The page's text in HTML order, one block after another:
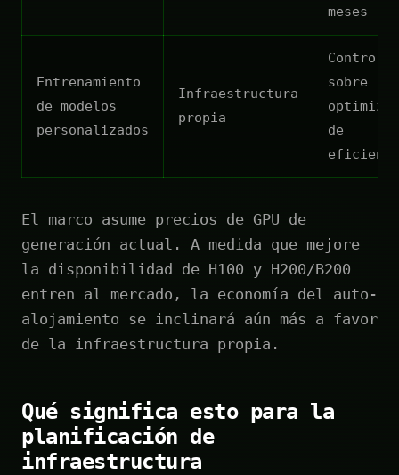
meses
Entrenamiento
de modelos
personalizados
Infraestructura
propia
Control
sobre
de
El marco asume precios de GPU de
generación actual. A medida que mejore
la disponibilidad de H100 y H200/B200
entren al mercado, la economía del auto-
alojamiento se inclinará aún más a favor
de la infraestructura propia.
Qué significa esto para la
planificación de
infraestructura